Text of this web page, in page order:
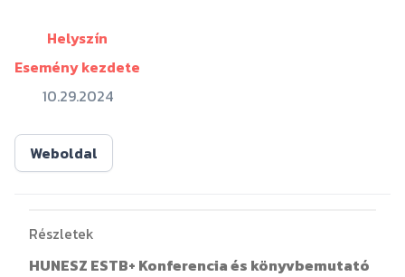
Helyszín
Esemény kezdete
10.29.2024
Weboldal
Részletek
HUNESZ ESTB+ Konferencia és könyvbemutató